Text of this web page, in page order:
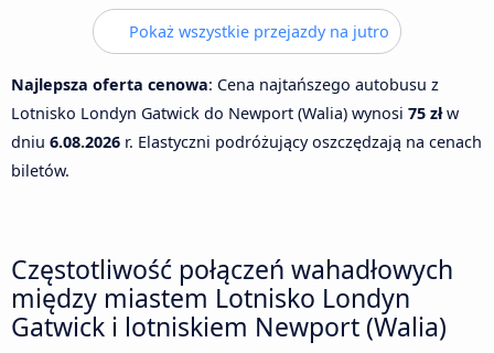
Pokaż wszystkie przejazdy na jutro
Najlepsza oferta cenowa: Cena najtańszego autobusu z
Lotnisko Londyn Gatwick do Newport (Walia) wynosi 75 złw
dniu 6.08.2026 r. Elastyczni podróżujący oszczędzają na cenach
biletów.
Częstotliwość połączeń wahadłowych
między miastem Lotnisko Londyn
Gatwick i lotniskiem Newport (Walia)